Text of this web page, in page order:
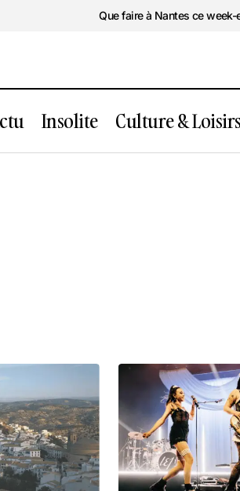
Que faire à Nantes ce week-
Insolite Culture & Loisirs